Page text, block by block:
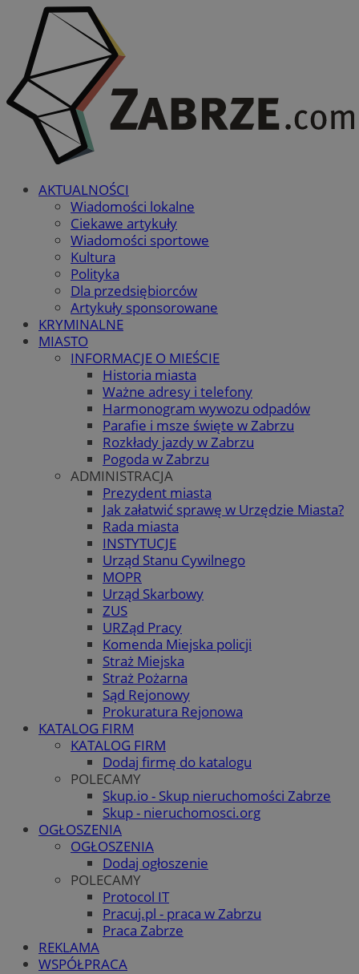
AKTUALNOŚCI
Wiadomości lokalne
Ciekawe artykuły
Wiadomości sportowe
Kultura
Polityka
Dla przedsiębiorców
Artykuły sponsorowane
KRYMINALNE
MIASTO
INFORMACJE O MIEŚCIE
Historia miasta
Ważne adresy i telefony
Harmonogram wywozu odpadów
Parafie i msze święte w Zabrzu
Rozkłady jazdy w Zabrzu
Pogoda w Zabrzu
ADMINISTRACJA
Prezydent miasta
Jak załatwić sprawę w Urzędzie Miasta?
Rada miasta
INSTYTUCJE
Urząd Stanu Cywilnego
MOPR
Urząd Skarbowy
ZUS
URZąd Pracy
Komenda Miejska policji
Straż Miejska
Straż Pożarna
Sąd Rejonowy
Prokuratura Rejonowa
KATALOG FIRM
KATALOG FIRM
Dodaj firmę do katalogu
POLECAMY
Skup.io - Skup nieruchomości Zabrze
Skup - nieruchomosci.org
OGŁOSZENIA
OGŁOSZENIA
Dodaj ogłoszenie
POLECAMY
Protocol IT
Pracuj.pl - praca w Zabrzu
Praca Zabrze
REKLAMA
WSPÓŁPRACA